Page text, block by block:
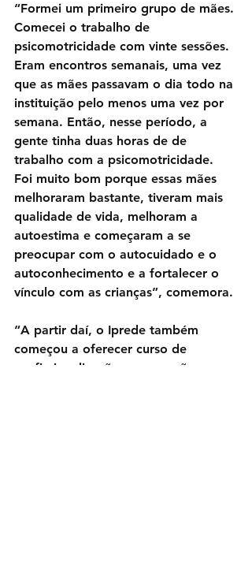
“Formei um primeiro grupo de mães.
Comecei o trabalho de
psicomotricidade com vinte sessões.
Eram encontros semanais, uma vez
que as mães passavam o dia todo na
instituição pelo menos uma vez por
semana. Então, nesse período, a
gente tinha duas horas de de
trabalho com a psicomotricidade.
Foi muito bom porque essas mães
melhoraram bastante, tiveram mais
qualidade de vida, melhoram a
autoestima e começaram a se
preocupar com o autocuidado e o
autoconhecimento e a fortalecer o
vínculo com as crianças”, comemora.
“A partir daí, o Iprede também
começou a oferecer curso de
profissionalização e essas mães